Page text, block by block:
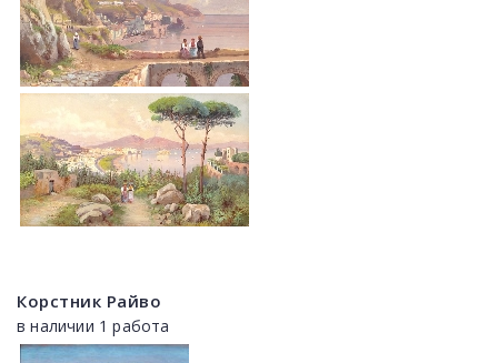
Корстник Райво
в наличии 1 работа